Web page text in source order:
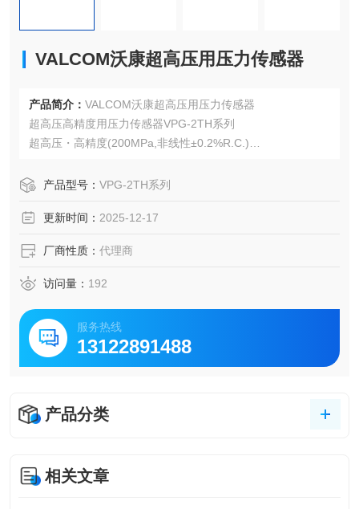
VALCOM沃康超高压用压力传感器
产品简介： VALCOM沃康超高压用压力传感器
超高压高精度用压力传感器VPG-2TH系列
超高压・高精度(200MPa,非线性±0.2%R.C.)
标准采用防水连接器和3m耐油电缆，增强了耐环境性
测量种类可测量正压
产品型号： VPG-2TH系列
更新时间： 2025-12-17
厂商性质： 代理商
访问量： 192
服务热线
13122891488
产品分类
相关文章